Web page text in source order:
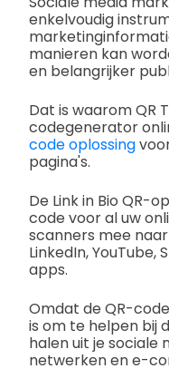
enkelvoudig
manieren kan
en belangrijker
Dat is waarom QR
codegenerator
code oplossing
pagina's.
De Link in Bio QR-
code voor al uw
scanners mee
LinkedIn,
apps.
Omdat de QR-
is om te helpen bij
halen uit je sociale
netwerken en e-